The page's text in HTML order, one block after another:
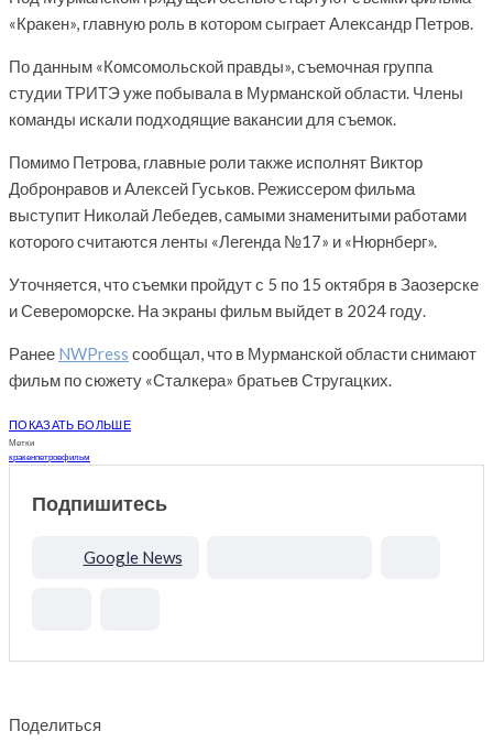
«Кракен», главную роль в котором сыграет Александр Петров.
По данным «Комсомольской правды», съемочная группа
студии ТРИТЭ уже побывала в Мурманской области. Члены
команды искали подходящие вакансии для съемок.
Помимо Петрова, главные роли также исполнят Виктор
Добронравов и Алексей Гуськов. Режиссером фильма
выступит Николай Лебедев, самыми знаменитыми работами
которого считаются ленты «Легенда №17» и «Нюрнберг».
Уточняется, что съемки пройдут с 5 по 15 октября в Заозерске
и Североморске. На экраны фильм выйдет в 2024 году.
Ранее NWPress сообщал, что в Мурманской области снимают
фильм по сюжету «Сталкера» братьев Стругацких.
ПОКАЗАТЬ БОЛЬШЕ
Метки
кракенпетровфильм
Подпишитесь
Google News
Поделиться